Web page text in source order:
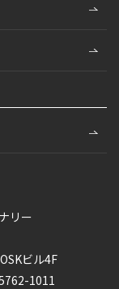
リー
ビル4F
1011